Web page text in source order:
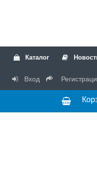
Каталог
Вход